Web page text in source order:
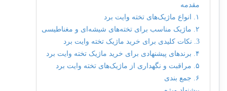
مقدمه